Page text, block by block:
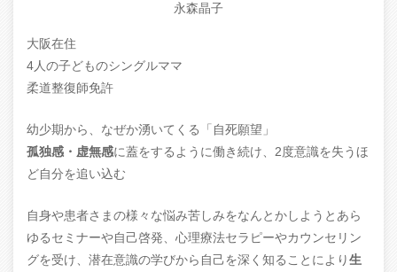
永森晶子
大阪在住
4人の子どものシングルママ
柔道整復師免許
幼少期から、なぜか湧いてくる「自死願望」
孤独感・虚無感に蓋をするように働き続け、2度意識を失うほ
ど自分を追い込む
自身や患者さまの様々な悩み苦しみをなんとかしようとあら
ゆるセミナーや自己啓発、心理療法セラピーやカウンセリン
グを受け、潜在意識の学びから自己を深く知ることにより生